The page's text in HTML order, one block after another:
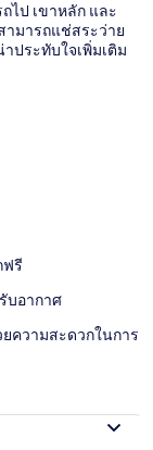
ไป เขาหลัก และ
ามารถแช่สระว่าย
ประทับใจเพิ่มเติม
ฟรี
บอากาศ
ความสะดวกในการ